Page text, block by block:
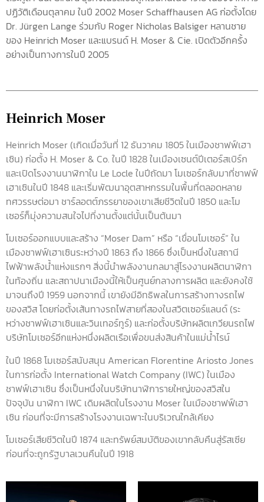
ปฏิวัติเดือนตุลาคม ในปี 2002 Moser Schaffhausen AG ก่อตั้งโดย
Dr. Jürgen Lange ร่วมกับ Roger Nicholas Balsiger หลานชาย
ของ Heinrich Moser และแบรนด์ H. Moser & Cie. เปิดตัวอีกครั้ง
อย่างเป็นทางการในปี 2005
Heinrich Moser
Heinrich Moser (เกิดเมื่อวันที่ 12 ธันวาคม 1805 ในเมืองชาฟฟ์เฮา
เซิน) ก่อตั้ง H. Moser & Co. ในปี 1828 ในเมืองเซนต์ปีเตอร์สเบิร์ก
และเปิดโรงงานนาฬิกาใน Le Locle ในปีถัดมา โมเซอร์กลับมาที่ชาฟฟ์
เฮาเซินในปี 1848 และเริ่มพัฒนาอุตสาหกรรมในพื้นที่ตลอดหลาย
ทศวรรษต่อมา ชาร์ลอตต์ภรรยาของเขาเสียชีวิตในปี 1850 และโม
เซอร์ก็มุ่งความสนใจไปที่งานตั้งแต่นั้นเป็นต้นมา
โมเซอร์ออกแบบและสร้าง “Moser Dam” หรือ “เขื่อนโมเซอร์” ใน
เมืองชาฟฟ์เฮาเซินระหว่างปี 1863 ถึง 1866 ซึ่งเป็นหนึ่งในสถานี
ไฟฟ้าพลังน้ำแห่งแรกๆ สิ่งนี้นำพลังงานกลมาสู่โรงงานผลิตนาฬิกา
ในท้องถิ่น และสถาปนาเมืองนี้ให้เป็นศูนย์กลางการผลิต และยังคงใช้
มาจนถึงปี 1959 นอกจากนี้ เขายังมีอิทธิพลในการสร้างทางรถไฟ
ของสวิส โดยก่อตั้งเส้นทางรถไฟสายที่สองในสวิตเซอร์แลนด์ (ระ
หว่างชาฟฟ์เฮาเซินและวินเทอร์ทูร์) และก่อตั้งบริษัทผลิตเกวียนรถไฟ
บริษัทโมเซอร์อีกแห่งหนึ่งผลิตเรือเพื่อขนส่งสินค้าในแม่น้ำไรน์
ในปี 1868 โมเซอร์สนับสนุน American Florentine Ariosto Jones
ในการก่อตั้ง International Watch Company (IWC) ในเมือง
ชาฟฟ์เฮาเซิน ซึ่งเป็นหนึ่งในบริษัทนาฬิการายใหญ่ของสวิสใน
ปัจจุบัน นาฬิกา IWC เดิมผลิตในโรงงาน Moser ในเมืองชาฟฟ์เฮา
เซิน ก่อนที่จะมีการสร้างโรงงานเฉพาะในบริเวณใกล้เคียง
โมเซอร์เสียชีวิตในปี 1874 และทรัพย์สมบัติของเขากลับคืนสู่รัสเซีย
ก่อนที่จะถูกรัฐบาลเวนคืนในปี 1918